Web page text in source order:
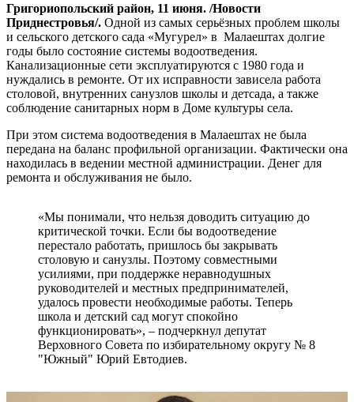
Григориопольский район, 11 июня. /Новости
Приднестровья/. Одной из самых серьёзных проблем школы
и сельского детского сада «Мугурел» в Малаештах долгие
годы было состояние системы водоотведения.
Канализационные сети эксплуатируются с 1980 года и
нуждались в ремонте. От их исправности зависела работа
столовой, внутренних санузлов школы и детсада, а также
соблюдение санитарных норм в Доме культуры села.
При этом система водоотведения в Малаештах не была
передана на баланс профильной организации. Фактически она
находилась в ведении местной администрации. Денег для
ремонта и обслуживания не было.
«Мы понимали, что нельзя доводить ситуацию до
критической точки. Если бы водоотведение
перестало работать, пришлось бы закрывать
столовую и санузлы. Поэтому совместными
усилиями, при поддержке неравнодушных
руководителей и местных предпринимателей,
удалось провести необходимые работы. Теперь
школа и детский сад могут спокойно
функционировать», – подчеркнул депутат
Верховного Совета по избирательному округу № 8
"Южный" Юрий Евтодиев.